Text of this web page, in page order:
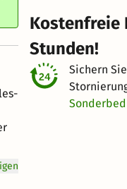
Kostenfreie
Stunden!
Sichern